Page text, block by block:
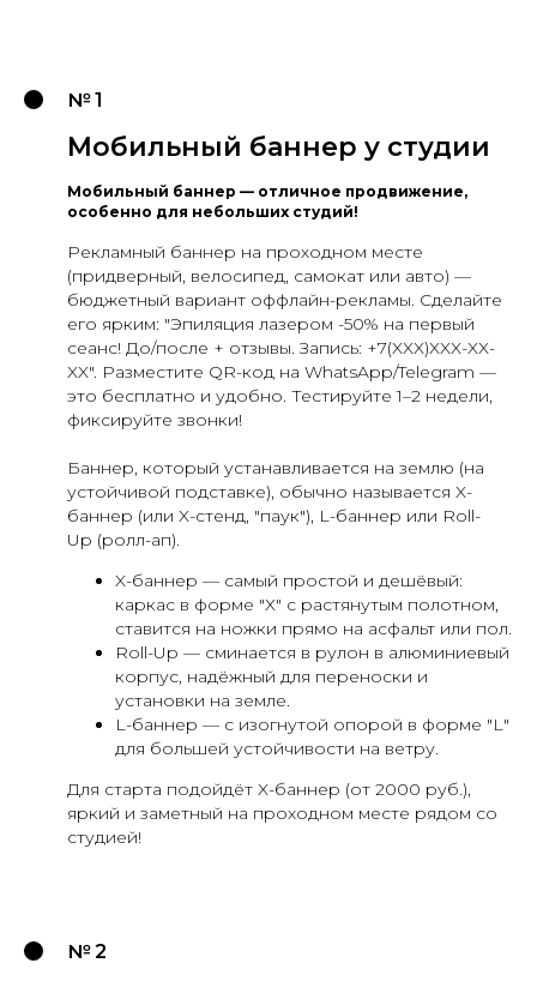
№ 1
Мобильный баннер у студии
Мобильный баннер — отличное продвижение,
особенно для небольших студий!
Рекламный баннер на проходном месте
(придверный, велосипед, самокат или авто) —
бюджетный вариант оффлайн-рекламы. Сделайте
его ярким: "Эпиляция лазером -50% на первый
сеанс! До/после + отзывы. Запись: +7(XXX)XXX-XX-
XX". Разместите QR-код на WhatsApp/Telegram —
это бесплатно и удобно. Тестируйте 1–2 недели,
фиксируйте звонки!
Баннер, который устанавливается на землю (на
устойчивой подставке), обычно называется X-
баннер (или X-стенд, "паук"), L-баннер или Roll-
Up (ролл-ап).
X-баннер — самый простой и дешёвый:
каркас в форме "Х" с растянутым полотном,
ставится на ножки прямо на асфальт или пол.
Roll-Up — сминается в рулон в алюминиевый
корпус, надёжный для переноски и
установки на земле.​
L-баннер — с изогнутой опорой в форме "L"
для большей устойчивости на ветру.
Для старта подойдёт X-баннер (от 2000 руб.),
яркий и заметный на проходном месте рядом со
студией!
№ 2